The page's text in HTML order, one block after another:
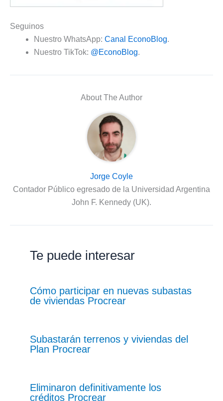
Seguinos
Nuestro WhatsApp: Canal EconoBlog.
Nuestro TikTok: @EconoBlog.
About The Author
Jorge Coyle
Contador Público egresado de la Universidad Argentina
John F. Kennedy (UK).
Te puede interesar
Cómo participar en nuevas subastas
de viviendas Procrear
Subastarán terrenos y viviendas del
Plan Procrear
Eliminaron definitivamente los
créditos Procrear